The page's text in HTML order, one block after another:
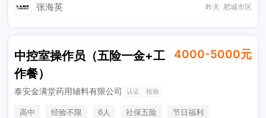
张海英 昨天 肥城市区
中控室操作员（五险一金+工
作餐）
4000-5000元
泰安金满堂药用辅料有限公司 认证 核验
高中 经验不限 6人 社保五险
节日福利